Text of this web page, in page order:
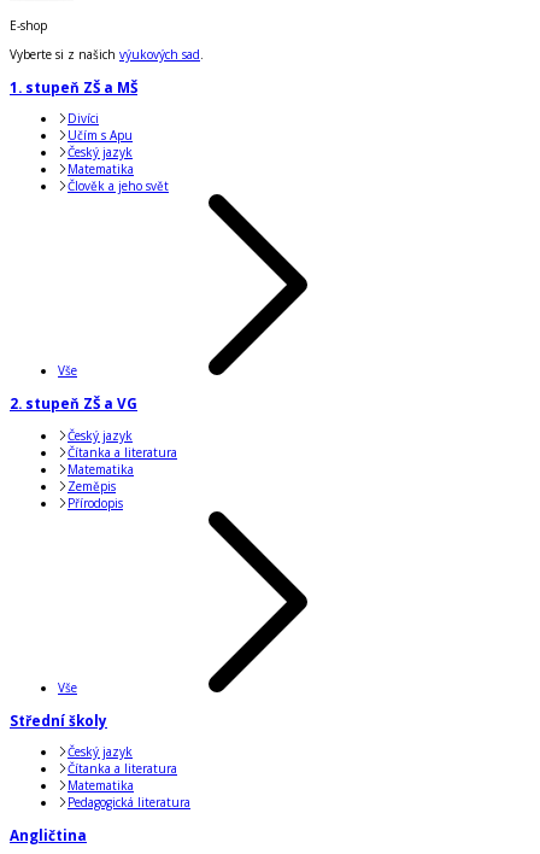
E-shop
Vyberte si z našich výukových sad.
1. stupeň ZŠ a MŠ
Divíci
Učím s Apu
Český jazyk
Matematika
Člověk a jeho svět
Vše
2. stupeň ZŠ a VG
Český jazyk
Čítanka a literatura
Matematika
Zeměpis
Přírodopis
Vše
Střední školy
Český jazyk
Čítanka a literatura
Matematika
Pedagogická literatura
Angličtina